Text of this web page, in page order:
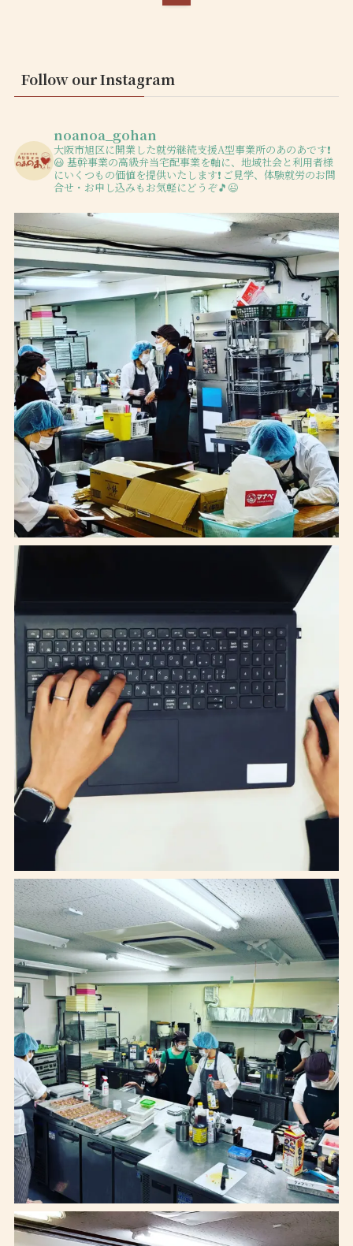
Follow our Instagram
noanoa_gohan
大阪市旭区に開業した就労継続支援A型事業所のあのあです❗️
😃 基幹事業の高級弁当宅配事業を軸に、地域社会と利用者様
にいくつもの価値を提供いたします❗️ご見学、体験就労のお問
合せ・お申し込みもお気軽にどうぞ🎵😉